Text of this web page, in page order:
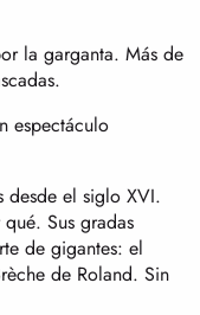
la garganta. Más de
espectáculo
desde el siglo XVI.
Sus gradas
de gigantes: el
de Roland. Sin